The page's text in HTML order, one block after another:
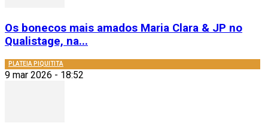
Os bonecos mais amados Maria Clara & JP no
Qualistage, na...
PLATEIA PIQUITITA
9 mar 2026 - 18:52